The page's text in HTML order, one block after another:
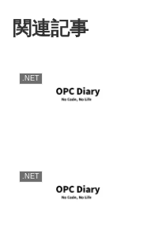
関連記事
.NET
.NET